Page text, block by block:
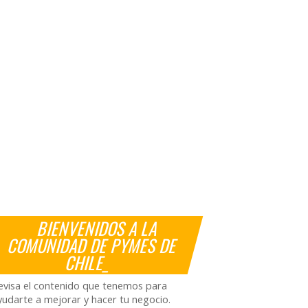
BIENVENIDOS A LA
COMUNIDAD DE PYMES DE
CHILE_
el contenido que tenemos para
a mejorar y hacer tu negocio.